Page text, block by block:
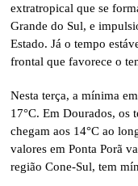
extratropical que se
Grande do Sul, e
Estado. Já o tempo
frontal que favorece o
Nesta terça, a mínima
17°C. Em Dourados, os
chegam aos 14°C ao
valores em Ponta Porã
região Cone-Sul, tem